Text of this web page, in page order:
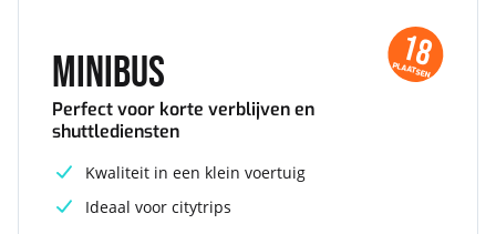
Minibus
Perfect voor korte verblijven en
shuttlediensten
18
PLAATSEN
Kwaliteit in een klein voertuig
Ideaal voor citytrips